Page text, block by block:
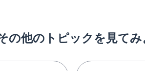
の他のトピックを見てみ